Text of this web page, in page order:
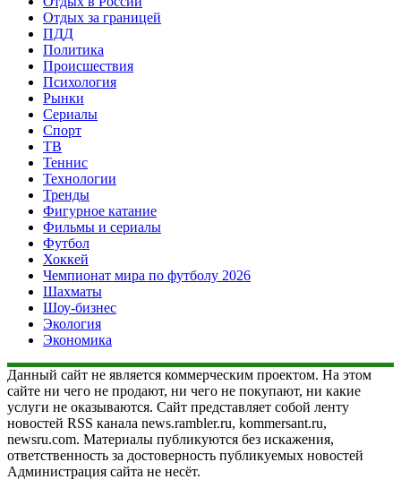
Отдых за границей
ПДД
Политика
Происшествия
Психология
Рынки
Сериалы
Спорт
ТВ
Теннис
Технологии
Тренды
Фигурное катание
Фильмы и сериалы
Футбол
Хоккей
Чемпионат мира по футболу 2026
Шахматы
Шоу-бизнес
Экология
Экономика
Данный сайт не является коммерческим проектом. На этом
сайте ни чего не продают, ни чего не покупают, ни какие
услуги не оказываются. Сайт представляет собой ленту
новостей RSS канала news.rambler.ru, kommersant.ru,
newsru.com. Материалы публикуются без искажения,
ответственность за достоверность публикуемых новостей
Администрация сайта не несёт.